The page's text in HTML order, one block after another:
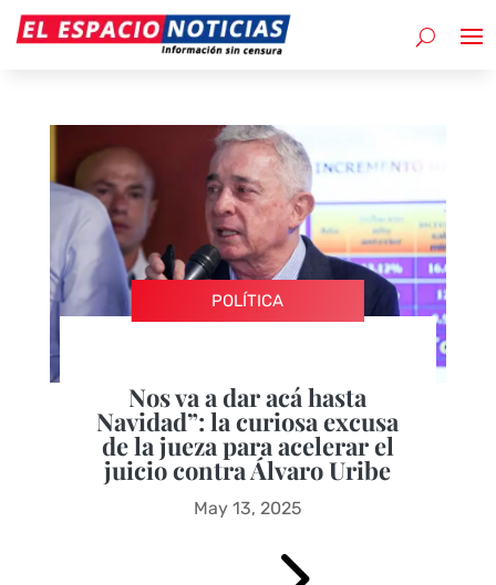
POLÍTICA
Nos va a dar acá hasta
Navidad”: la curiosa excusa
de la jueza para acelerar el
juicio contra Álvaro Uribe
May 13, 2025